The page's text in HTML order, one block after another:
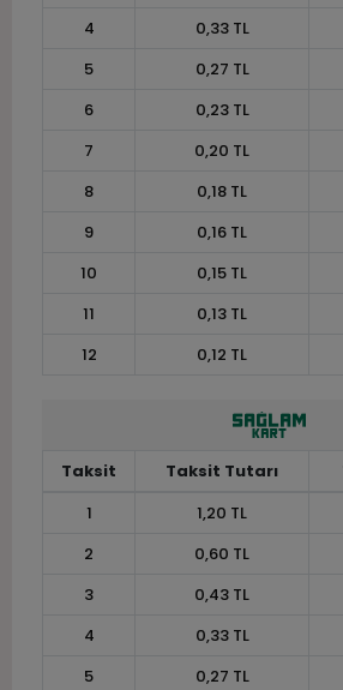
4
0,33 TL
5
0,27 TL
6
0,23 TL
7
0,20 TL
8
0,18 TL
9
0,16 TL
10
0,15 TL
11
0,13 TL
12
0,12 TL
Taksit Taksit Tutarı
1
1,20 TL
2
0,60 TL
3
0,43 TL
4
0,33 TL
5
0,27 TL